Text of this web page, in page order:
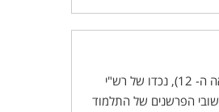
ר' יעקב בן מאיר (המאה ה- 12), נכדו של רש"י
הפרשנים של התלמוד